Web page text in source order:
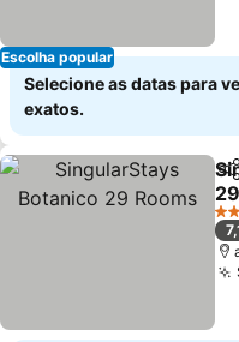
Escolha popular
Selecione as datas para
exatos.
4